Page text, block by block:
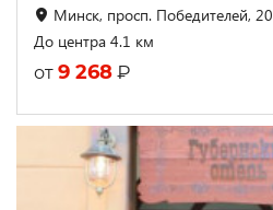
Минск, просп. Победителей, 20
До центра 4.1 км
от 9 268 ₽